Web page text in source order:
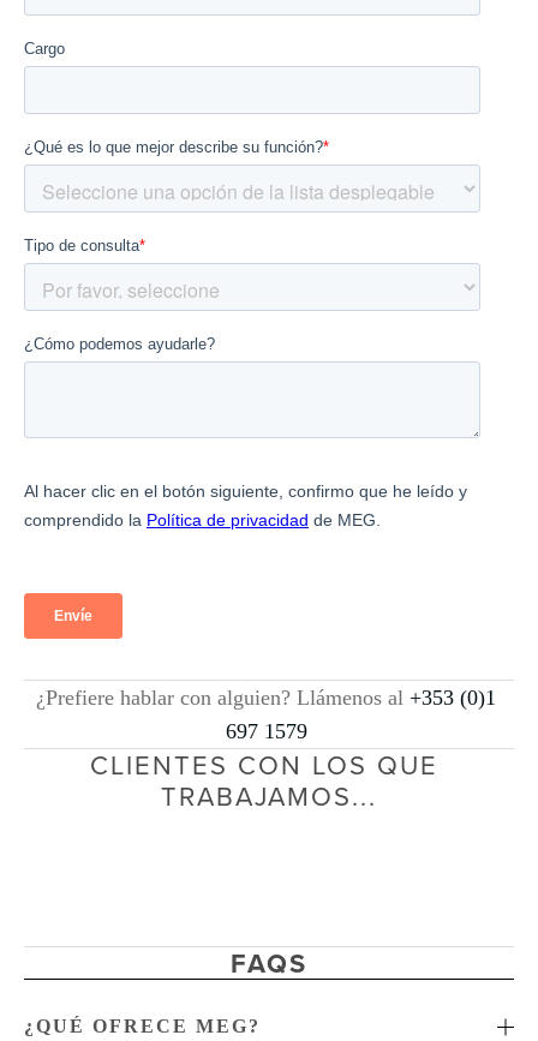
¿Prefiere hablar con alguien? Llámenos al +353 (0)1
697 1579
CLIENTES CON LOS QUE
TRABAJAMOS...
FAQS
¿QUÉ OFRECE MEG?